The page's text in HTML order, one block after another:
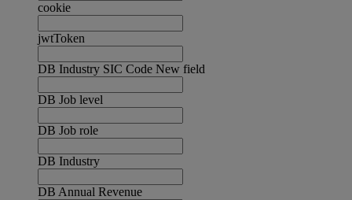
cookie
jwtToken
DB Industry SIC Code New field
DB Job level
DB Job role
DB Industry
DB Annual Revenue